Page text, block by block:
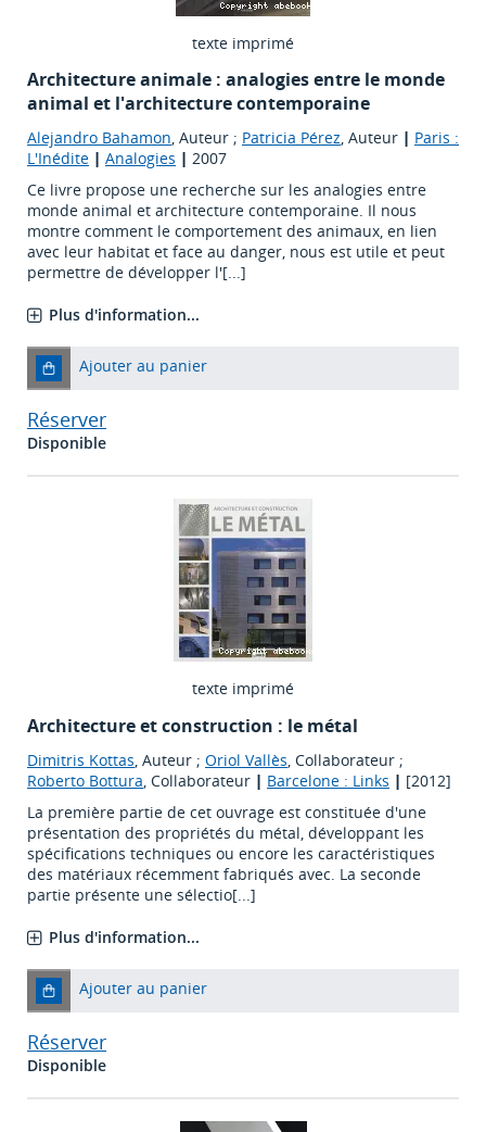
texte imprimé
Architecture animale : analogies entre le monde
animal et l'architecture contemporaine
Alejandro Bahamon, Auteur ; Patricia Pérez, Auteur | Paris :
L'Inédite | Analogies | 2007
Ce livre propose une recherche sur les analogies entre
monde animal et architecture contemporaine. Il nous
montre comment le comportement des animaux, en lien
avec leur habitat et face au danger, nous est utile et peut
permettre de développer l'[...]
Plus d'information...
Ajouter au panier
Réserver
Disponible
texte imprimé
Architecture et construction : le métal
Dimitris Kottas, Auteur ; Oriol Vallès, Collaborateur ;
Roberto Bottura, Collaborateur | Barcelone : Links | [2012]
La première partie de cet ouvrage est constituée d'une
présentation des propriétés du métal, développant les
spécifications techniques ou encore les caractéristiques
des matériaux récemment fabriqués avec. La seconde
partie présente une sélectio[...]
Plus d'information...
Ajouter au panier
Réserver
Disponible